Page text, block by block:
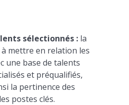
sélectionnés :la
mettre en relation les
une base de talents
et préqualifiés,
la pertinence des
postes clés.